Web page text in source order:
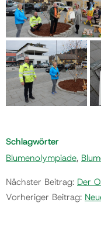
Schlagwörter
Blumenolympiade,
Nächster Beitrag: Der
Vorheriger Beitrag: